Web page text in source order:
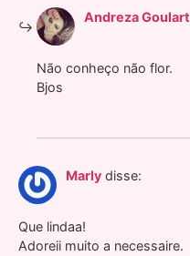
Andreza Goulart
Não conheço não flor.
Bjos
Marly disse:
Que lindaa!
Adoreii muito a necessaire.